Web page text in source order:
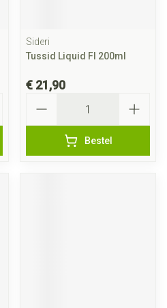
Sideri
Tussid Liquid Fl 200ml
€ 21,90
Bestel